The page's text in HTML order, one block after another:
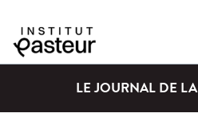
LE JOURNAL DE